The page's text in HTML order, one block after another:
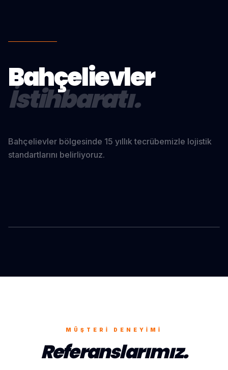
Bahçelievler
İstihbaratı.
Bahçelievler bölgesinde 15 yıllık tecrübemizle lojistik
standartlarını belirliyoruz.
MÜŞTERI DENEYIMI
Referanslarımız.